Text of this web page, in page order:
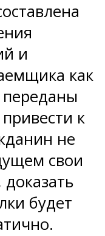
и
как
к
не
свои
будет